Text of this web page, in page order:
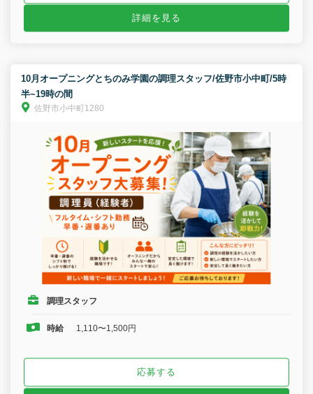
詳細を見る
10月オープニングとちのみ学園の調理スタッフ/佐野市小中町/5時
半~19時の間
佐野市小中町1280
調理スタッフ
時給 1,110〜1,500円
応募する